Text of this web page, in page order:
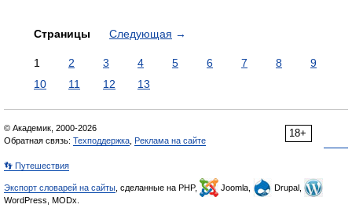
Страницы Следующая →
1 2 3 4 5 6 7 8
9
10
11 12 13
18+
© Академик, 2000-2026
Обратная связь: Техподдержка Реклама на сайте
👣 Путешествия
Экспорт словарей на сайты , сделанные на PHP, Joomla,
Drupal,
WordPress, MODx.